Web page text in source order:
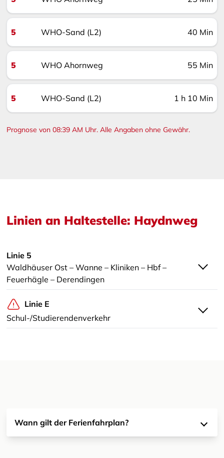
5 WHO-Sand (L2) 40 Min
5 WHO Ahornweg 55 Min
5 WHO-Sand (L2) 1 h 10 Min
Prognose von 08:39 AM Uhr. Alle Angaben ohne Gewähr.
Linien an Haltestelle: Haydnweg
Linie 5
Waldhäuser Ost – Wanne – Kliniken – Hbf –
Feuerhägle – Derendingen
Linie E
Schul-/Studierendenverkehr
Wann gilt der Ferienfahrplan?